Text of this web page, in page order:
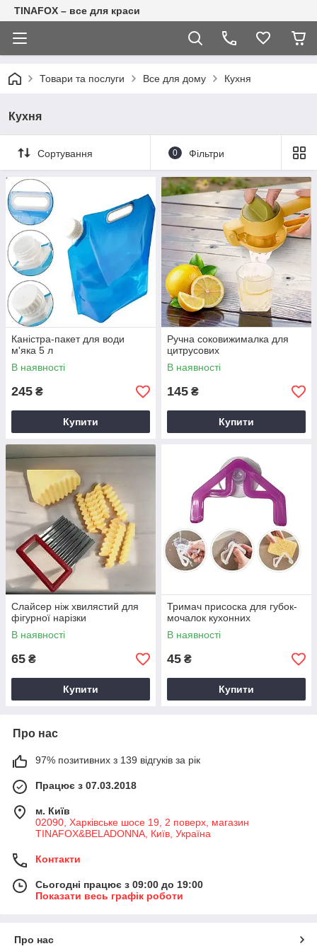
TINAFOX – все для краси
Товари та послуги Все для дому Кухня
Кухня
Сортування 0 Фільтри
Каністра-пакет для води
м'яка 5 л
В наявності
245 ₴
Купити
Ручна соковижималка для
цитрусових
В наявності
145 ₴
Купити
Слайсер ніж хвилястий для
фігурної нарізки
В наявності
65 ₴
Купити
Тримач присоска для губок-
мочалок кухонних
В наявності
45 ₴
Купити
Про нас
97% позитивних з 139 відгуків за рік
Працює з 07.03.2018
м. Київ
02090, Харківське шосе 19, 2 поверх, магазин
TINAFOX&BELADONNA, Київ, Україна
Контакти
Сьогодні працює з 09:00 до 19:00
Показати весь графік роботи
Про нас